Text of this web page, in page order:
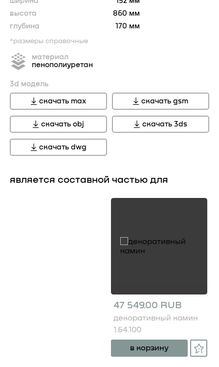
высота
860 мм
глубина
170 мм
*размеры справочные
материал
пенополиуретан
3d модель
скачать max скачать gsm
скачать obj скачать 3ds
скачать dwg
является составной частью для
47 549.00 RUB
декоративный камин
1.64.100
в корзину